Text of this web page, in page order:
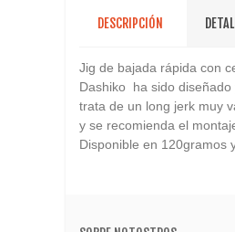
DESCRIPCIÓN
Jig de bajada rápida con
Dashiko ha sido
trata de un long jerk muy
y se recomienda el
Disponible en 120gramos